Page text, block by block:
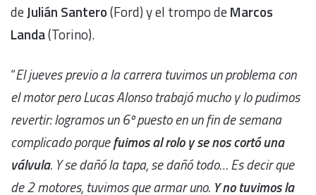
deJulián Santero(Ford) y el trompo deMarcos
Landa(Torino).
“El jueves previo a la carrera tuvimos un problema con
el motor pero Lucas Alonso trabajó mucho y lo pudimos
revertir: logramos un 6º puesto en un fin de semana
complicado porquefuimos al rolo y se nos cortó una
válvula. Y se dañó la tapa, se dañó todo… Es decir que
de 2 motores, tuvimos que armar uno. Y no tuvimos la